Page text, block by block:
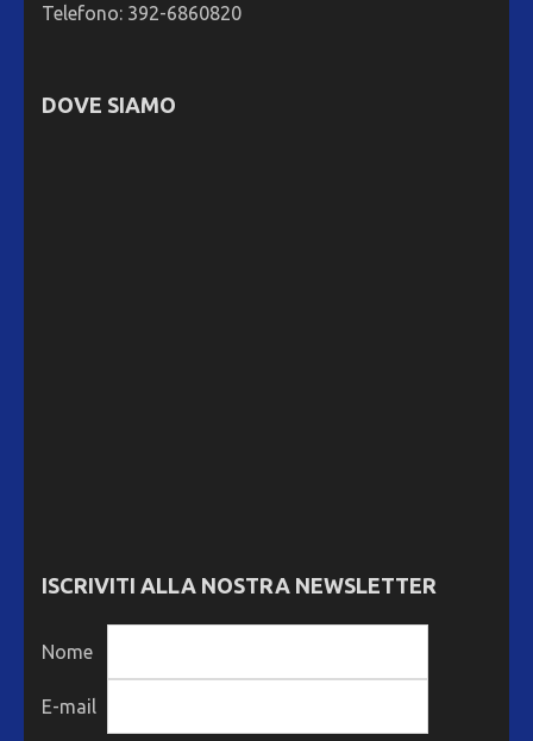
Telefono: 392-6860820
DOVE SIAMO
ISCRIVITI ALLA NOSTRA NEWSLETTER
Nome
E-mail